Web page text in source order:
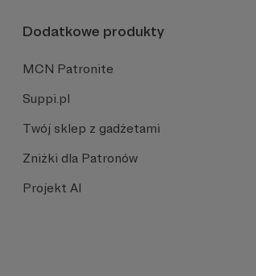
Dodatkowe produkty
MCN Patronite
Suppi.pl
Twój sklep z gadżetami
Zniżki dla Patronów
Projekt AI